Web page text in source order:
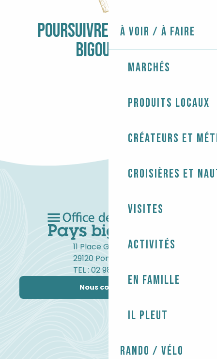
À voir / À faire
Marchés
Produits locaux
Créateurs et
Croisières et
Visites
Activités
En famille
Il pleut
Rando / Vélo
Balade accessible - Au coeur du village des pêcheurs
Circuit les trois chapelles
Circuit d'interprétation de l'Île-Tudy
POURSUIVRE L'AVENTURE
BIGOUDÈNE
11 Place Gambetta
29120 Pont-l'Abbé
TEL : 02 98 82 37 99
Nous contacter